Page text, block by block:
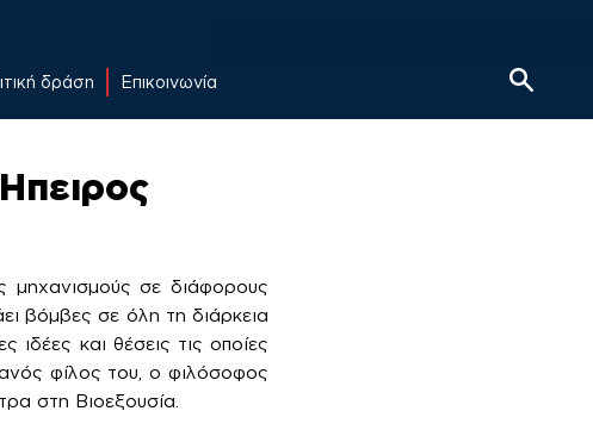
δράση Επικοινωνία
μηχανισμούς σε διάφορους
βόμβες σε όλη τη διάρκεια
ιδέες και θέσεις τις οποίες
φίλος του, ο φιλόσοφος
στη Βιοεξουσία.